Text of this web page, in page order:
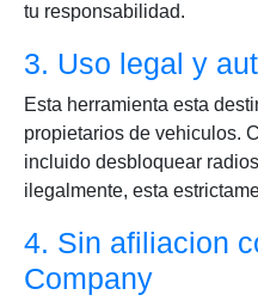
tu responsabilidad.
3. Uso legal y
Esta herramienta esta
propietarios de vehiculos.
incluido desbloquear
ilegalmente, esta
4. Sin afiliacion
Company